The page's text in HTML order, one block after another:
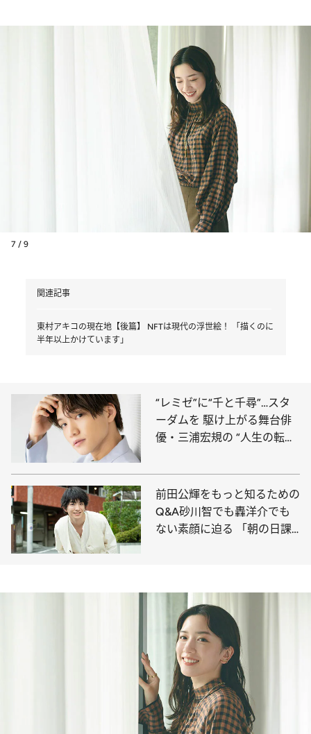
7 / 9
関連記事
東村アキコの現在地【後篇】 NFTは現代の浮世絵！ 「描くのに
半年以上かけています」
“レミゼ”に“千と千尋”…スタ
ーダムを 駆け上がる舞台俳
優・三浦宏規の “人生の転
前田公輝をもっと知るための
Q&A砂川智でも轟洋介でも
ない素顔に迫る 「朝の日課